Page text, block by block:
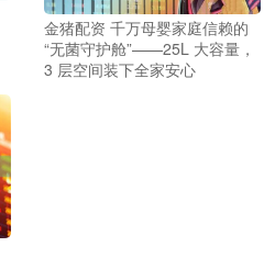
金猪配资 千万母婴家庭信赖的
“无菌守护舱”——25L 大容量，
3 层空间装下全家安心